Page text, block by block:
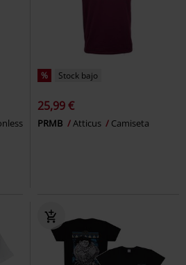
% Stock bajo
25,99 €
PRMB Atticus Camiseta